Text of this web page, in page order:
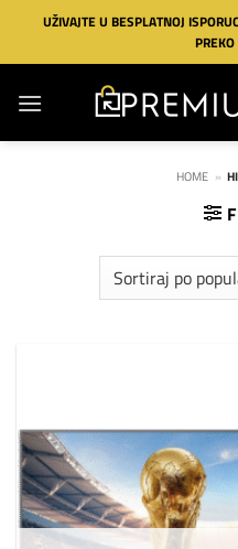
Preskoči
sadržaj
UŽIVAJTE U BESPLATNOJ
HOME »